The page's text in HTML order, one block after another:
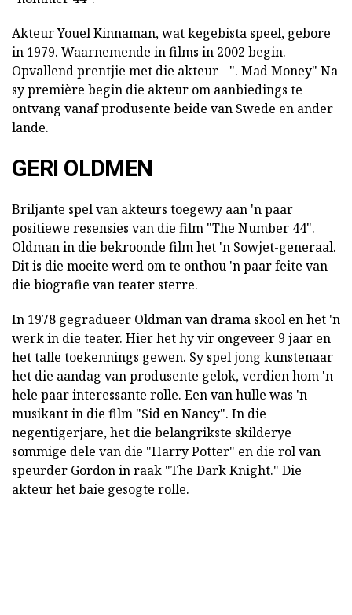
Akteur Youel Kinnaman, wat kegebista speel, gebore
in 1979. Waarnemende in films in 2002 begin.
Opvallend prentjie met die akteur - ". Mad Money" Na
sy première begin die akteur om aanbiedings te
ontvang vanaf produsente beide van Swede en ander
lande.
GERI OLDMEN
Briljante spel van akteurs toegewy aan 'n paar
positiewe resensies van die film "The Number 44".
Oldman in die bekroonde film het 'n Sowjet-generaal.
Dit is die moeite werd om te onthou 'n paar feite van
die biografie van teater sterre.
In 1978 gegradueer Oldman van drama skool en het 'n
werk in die teater. Hier het hy vir ongeveer 9 jaar en
het talle toekennings gewen. Sy spel jong kunstenaar
het die aandag van produsente gelok, verdien hom 'n
hele paar interessante rolle. Een van hulle was 'n
musikant in die film "Sid en Nancy". In die
negentigerjare, het die belangrikste skilderye
sommige dele van die "Harry Potter" en die rol van
speurder Gordon in raak "The Dark Knight." Die
akteur het baie gesogte rolle.